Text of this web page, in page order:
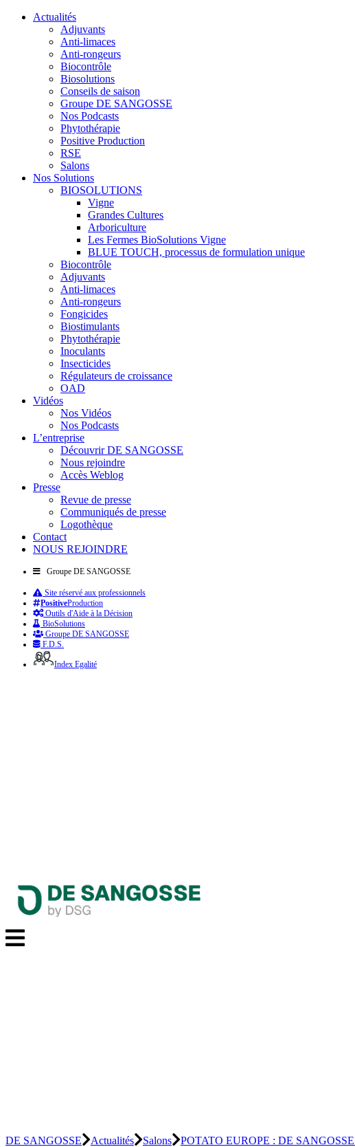
Actualités
Adjuvants
Anti-limaces
Anti-rongeurs
Biocontrôle
Biosolutions
Conseils de saison
Groupe DE SANGOSSE
Nos Podcasts
Phytothérapie
Positive Production
RSE
Salons
Nos Solutions
BIOSOLUTIONS
Vigne
Grandes Cultures
Arboriculture
Les Fermes BioSolutions Vigne
BLUE TOUCH, processus de formulation unique
Biocontrôle
Adjuvants
Anti-limaces
Anti-rongeurs
Fongicides
Biostimulants
Phytothérapie
Inoculants
Insecticides
Régulateurs de croissance
OAD
Vidéos
Nos Vidéos
Nos Podcasts
L’entreprise
Découvrir DE SANGOSSE
Nous rejoindre
Accès Weblog
Presse
Revue de presse
Communiqués de presse
Logothèque
Contact
NOUS REJOINDRE
Groupe DE SANGOSSE
Site réservé aux professionnels
PositiveProduction
Outils d'Aide à la Décision
BioSolutions
Groupe DE SANGOSSE
F.D.S.
Index Egalité
DE SANGOSSE Actualités Salons POTATO EUROPE : DE SANGOSSE